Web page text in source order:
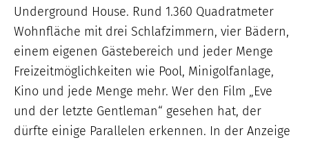
Underground House. Rund 1.360 Quadratmeter
Wohnfläche mit drei Schlafzimmern, vier Bädern,
einem eigenen Gästebereich und jeder Menge
Freizeitmöglichkeiten wie Pool, Minigolfanlage,
Kino und jede Menge mehr. Wer den Film „Eve
und der letzte Gentleman“ gesehen hat, der
dürfte einige Parallelen erkennen. In der Anzeige